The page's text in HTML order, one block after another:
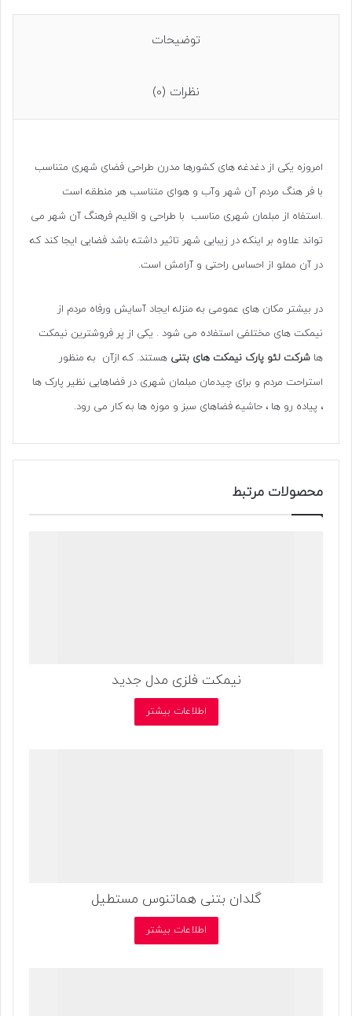
توضیحات
نظرات (0)
امروزه یکی از دغدغه های کشورها مدرن طراحی فضای شهری متناسب
با فر هنگ مردم آن شهر وآب و هوای متناسب هر منطقه است
.استفاه از مبلمان شهری مناسب با طراحی و اقلیم فرهنگ آن شهر می
تواند علاوه بر اینکه در زیبایی شهر تاثیر داشته باشد فضایی ایجا کند که
در آن مملو از احساس راحتی و آرامش است.
در بیشتر مکان های عمومی به منزله ایجاد آسایش ورفاه مردم از
نیمکت های مختلفی استفاده می شود . یکی از پر فروشترین نیمکت
ها شرکت لئو پارک نیمکت های بتنی هستند. که ازآن به منظور
استراحت مردم و برای چیدمان مبلمان شهری در فضاهایی نظیر پارک ها
، پیاده رو ها ، حاشیه فضاهای سبز و موزه ها به کار می رود.
محصولات مرتبط
نیمکت فلزی مدل جدید
اطلاعات بیشتر
گلدان بتنی هماتنوس مستطیل
اطلاعات بیشتر